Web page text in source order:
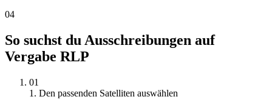
04
So suchst du Ausschreibungen auf
Vergabe RLP
01
1. Den passenden Satelliten auswählen